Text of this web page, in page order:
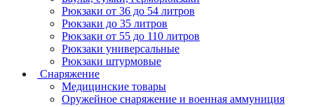
Рюкзаки от 36 до 54 литров
Рюкзаки до 35 литров
Рюкзаки от 55 до 110 литров
Рюкзаки универсальные
Рюкзаки штурмовые
Снаряжение
Медицинские товары
Оружейное снаряжение и военная аммуниция